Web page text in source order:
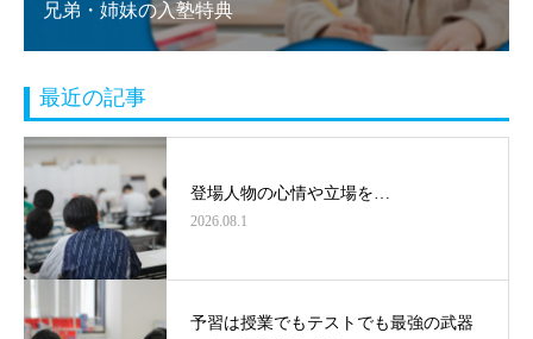
兄弟・姉妹の入塾特典
最近の記事
登場人物の心情や立場を…
2026.08.1
予習は授業でもテストでも最強の武器